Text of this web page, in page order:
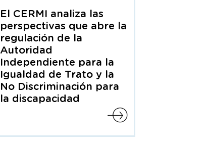
Articulo
El CERMI analiza las
perspectivas que abre la
regulación de la
Autoridad
Independiente para la
Igualdad de Trato y la
No Discriminación para
la discapacidad